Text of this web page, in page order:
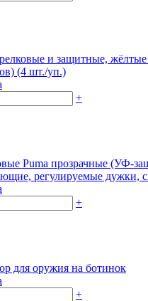
и защитные,
(4 шт./уп.)
+
Puma прозрачные (УФ-
регулируемые дужки,
+
для оружия на ботинок
+